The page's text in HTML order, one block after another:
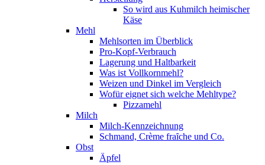
So wird aus Kuhmilch heimischer
Käse
Mehl
Mehlsorten im Überblick
Pro-Kopf-Verbrauch
Lagerung und Haltbarkeit
Was ist Vollkornmehl?
Weizen und Dinkel im Vergleich
Wofür eignet sich welche Mehltype?
Pizzamehl
Milch
Milch-Kennzeichnung
Schmand, Crème fraȋche und Co.
Obst
Äpfel